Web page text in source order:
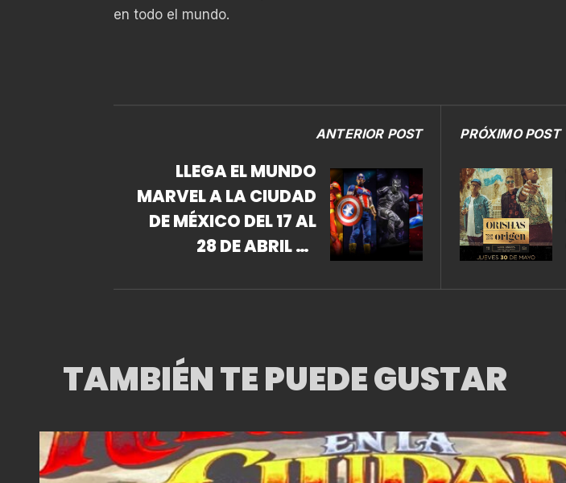
en todo el mundo.
ANTERIOR POST
LLEGA EL MUNDO
MARVEL A LA CIUDAD
DE MÉXICO DEL 17 AL
28 DE ABRIL AL
DEPORTES
PRÓXIMO POST
TAMBIÉN TE PUEDE GUSTAR